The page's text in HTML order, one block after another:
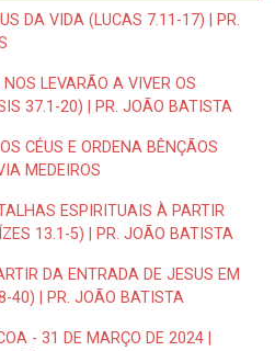
DA VIDA (LUCAS 7.11-17) | PR.
LEVARÃO A VIVER OS
37.1-20) | PR. JOÃO BATISTA
CÉUS E ORDENA BÊNÇÃOS
MEDEIROS
ESPIRITUAIS À PARTIR
13.1-5) | PR. JOÃO BATISTA
DA ENTRADA DE JESUS EM
40) | PR. JOÃO BATISTA
- 31 DE MARÇO DE 2024 |